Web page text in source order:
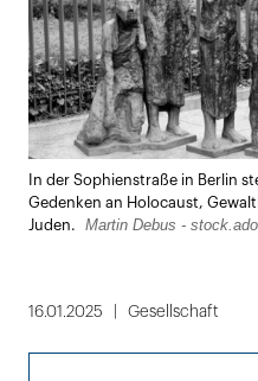
In der Sophienstraße in Berlin
Gedenken an Holocaust,
Juden.
Martin Debus -
16.01.2025 Gesellschaft